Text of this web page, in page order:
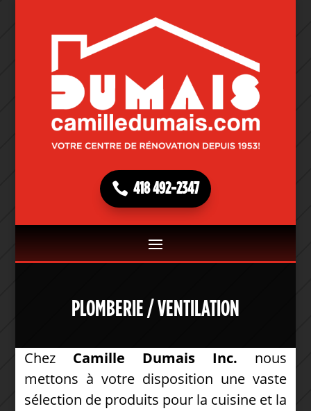
418 492-2347
PLOMBERIE / VENTILATION
Chez Camille Dumais Inc. nous
mettons à votre disposition une vaste
sélection de produits pour la cuisine et la